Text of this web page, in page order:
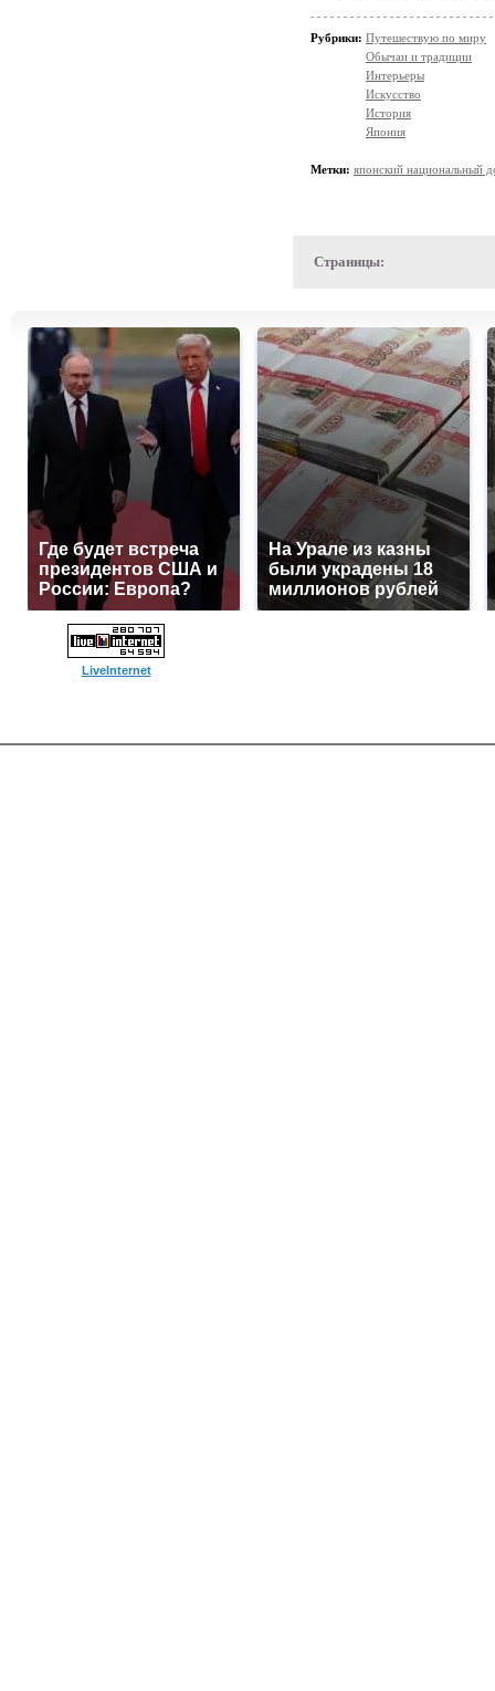
Рубрики: Путешествую по миру
Обычаи и традиции
Интерьеры
Искусство
История
Япония
Метки: японский национальный
Страницы:
Где будет встреча
президентов США и
России: Европа?
На Урале из казны
были украдены 18
миллионов рублей
LiveInternet